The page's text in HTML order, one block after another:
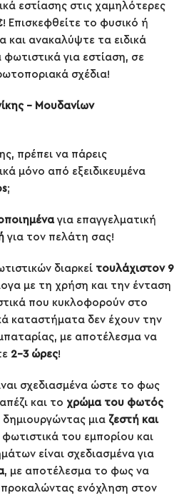
εστίασης στις χαμηλότερες
! Επισκεφθείτε το φυσικό ή
και ανακαλύψτε τα ειδικά
για εστίαση, σε
σχέδια!
– Μουδανίων
πρέπει να πάρεις
μόνο από εξειδικευμένα
;
για επαγγελματική
για τον πελάτη σας!
διαρκεί τουλάχιστον 9
με τη χρήση και την ένταση
που κυκλοφορούν στο
καταστήματα δεν έχουν την
με αποτέλεσμα να
2-3 ώρες!
σχεδιασμένα ώστε το φως
και το χρώμα του φωτός
μια ζεστή και
του εμπορίου και
είναι σχεδιασμένα για
, με αποτέλεσμα το φως να
προκαλώντας ενόχληση στον